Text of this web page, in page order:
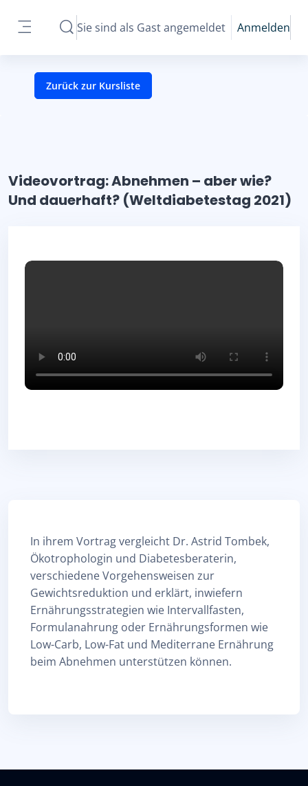
Website-Übersicht
Sucheingabe umschalten
Sie sind als Gast angemeldet Anmelden
Zurück zur Kursliste
Videovortrag: Abnehmen – aber wie?
Und dauerhaft? (Weltdiabetestag 2021)
In ihrem Vortrag vergleicht Dr. Astrid Tombek,
Ökotrophologin und Diabetesberaterin,
verschiedene Vorgehensweisen zur
Gewichtsreduktion und erklärt, inwiefern
Ernährungsstrategien wie Intervallfasten,
Formulanahrung oder Ernährungsformen wie
Low-Carb, Low-Fat und Mediterrane Ernährung
beim Abnehmen unterstützen können.